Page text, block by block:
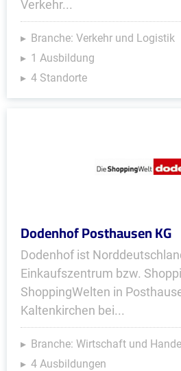
Verkehr...
Branche: Verkehr und Logistik
1 Ausbildung
4 Standorte
Dodenhof Posthausen KG
Dodenhof ist
Einkaufszentrum bzw.
ShoppingWelten in
Kaltenkirchen bei...
Branche: Wirtschaft und
4 Ausbildungen